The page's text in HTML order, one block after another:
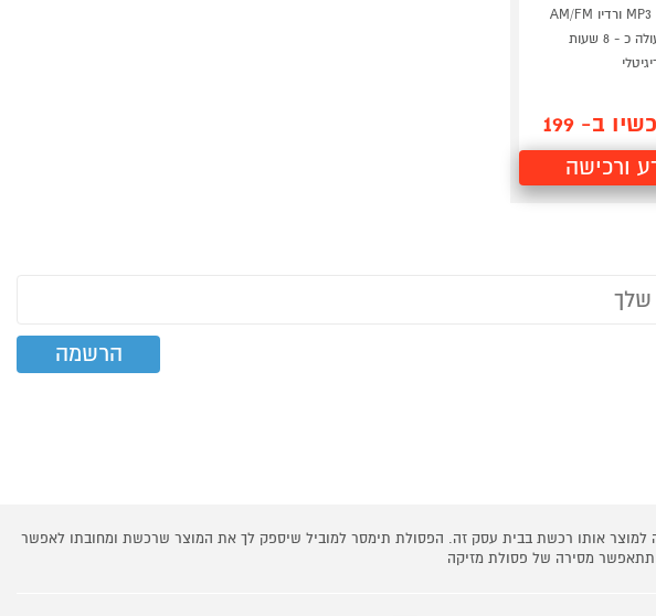
כ - 8 שעות
ב- 199
ורכישה
אותו רכשת בבית עסק זה. הפסולת תימסר למוביל שיספק לך את המוצר שרכשת ומחובתו לאפשר
תתאפשר מסירה של פסולת מזיקה